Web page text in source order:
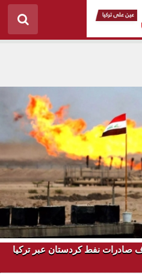
صادرات نفط كردستان عبر تركيا